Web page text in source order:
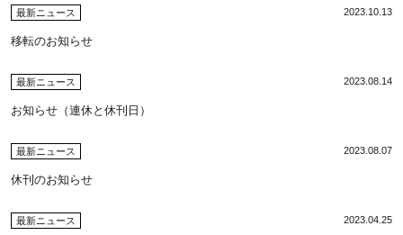
最新ニュース 2023.10.13
移転のお知らせ
最新ニュース 2023.08.14
お知らせ（連休と休刊日）
最新ニュース 2023.08.07
休刊のお知らせ
最新ニュース 2023.04.25